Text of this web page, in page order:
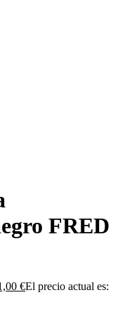
FRED
€El precio actual es: